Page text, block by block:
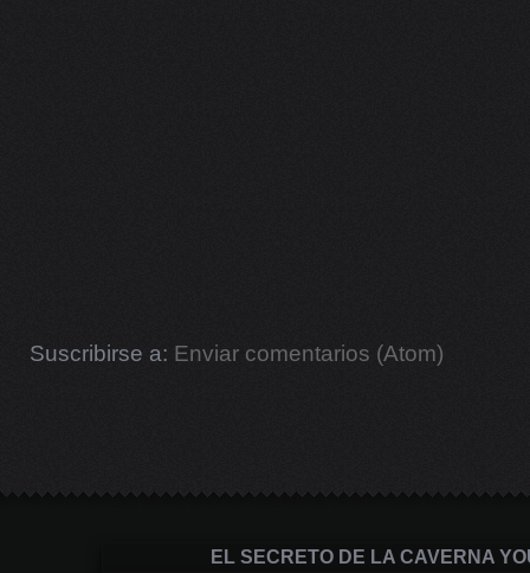
Suscribirse a: Enviar comentarios (Atom)
EL SECRETO DE LA CAVERNA